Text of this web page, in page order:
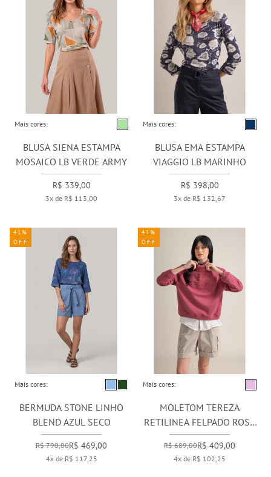
Mais cores:
BLUSA SIENA ESTAMPA
MOSAICO LB VERDE ARMY
R$ 339,00
3x de R$ 113,00
Mais cores:
BLUSA EMA ESTAMPA
VIAGGIO LB MARINHO
R$ 398,00
3x de R$ 132,67
Mais cores:
BERMUDA STONE LINHO
BLEND AZUL SECO
R$ 790,00R$ 469,00
4x de R$ 117,25
41%
OFF
Mais cores:
MOLETOM TEREZA
RETILINEA FELPADO ROSA
VELHO
R$ 689,00R$ 409,00
4x de R$ 102,25
41%
OFF